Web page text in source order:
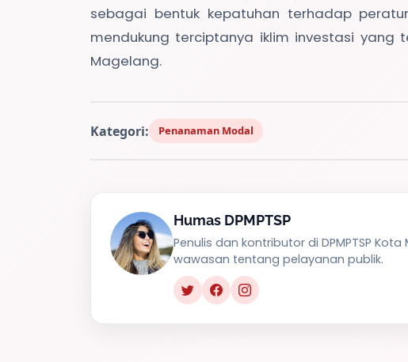
sebagai bentuk kepatuhan terhadap
mendukung terciptanya iklim investasi yang
Magelang.
Kategori: Penanaman Modal
Humas DPMPTSP
Penulis dan kontributor di DPMPTSP
wawasan tentang pelayanan publik.